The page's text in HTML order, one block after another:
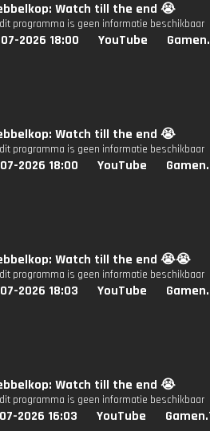
Watch till the end 😭
programma is geen informatie beschikbaar
2026 18:00 YouTube
Watch till the end 😭
programma is geen informatie beschikbaar
2026 18:00 YouTube
Watch till the end 😭😭
programma is geen informatie beschikbaar
2026 18:03 YouTube
Watch till the end 😭
programma is geen informatie beschikbaar
2026 16:03 YouTube